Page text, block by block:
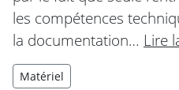
les compétences
la documentation… Lire
Matériel